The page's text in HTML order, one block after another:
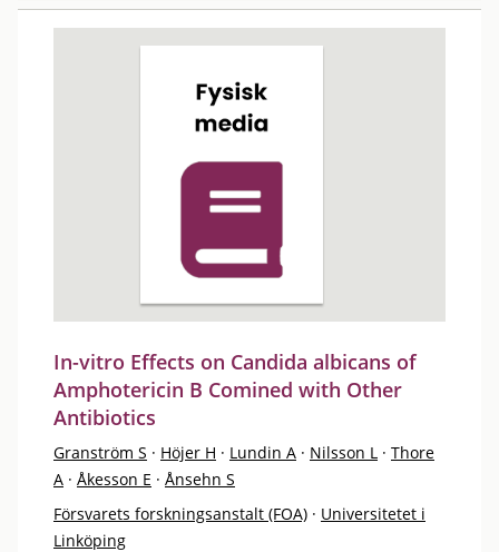
In-vitro Effects on Candida albicans of
Amphotericin B Comined with Other
Antibiotics
Granström S · Höjer H · Lundin A · Nilsson L · Thore
A · Åkesson E · Ånsehn S
Försvarets forskningsanstalt (FOA) · Universitetet i
Linköping